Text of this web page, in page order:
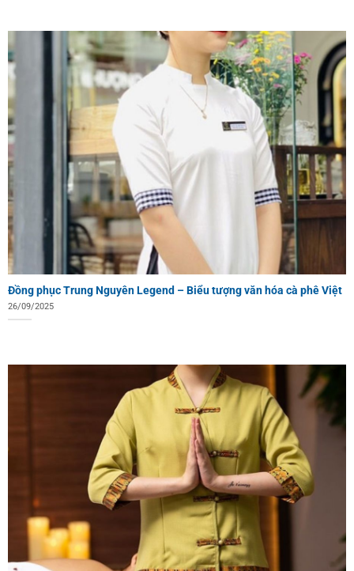
Đồng phục Trung Nguyên Legend – Biểu tượng văn hóa cà phê Việt
26/09/2025